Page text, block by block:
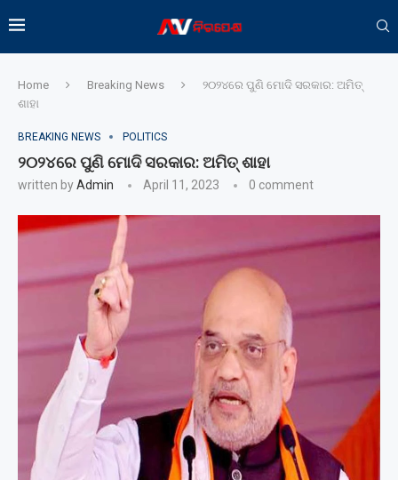
Home Breaking News
୨୦୨୪ରେ ପୁଣି ମୋଦି ସରକାର: ଅମିତ୍
ଶାହା
BREAKING NEWS POLITICS
୨୦୨୪ରେ ପୁଣି ମୋଦି ସରକାର: ଅମିତ୍ ଶାହା
written byAdmin April 11, 2023 0 comment